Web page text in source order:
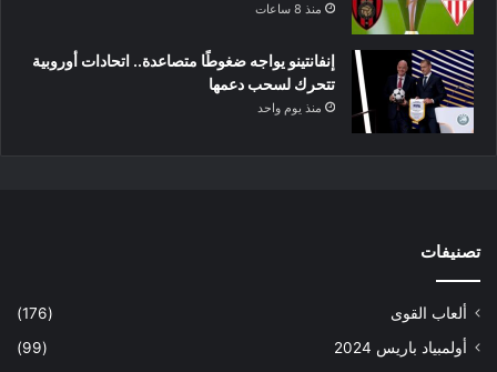
منذ 8 ساعات
إنفانتينو يواجه ضغوطًا متصاعدة.. اتحادات أوروبية
تتحرك لسحب دعمها
منذ يوم واحد
تصنيفات
ألعاب القوى
(176)
أولمبياد باريس 2024
(99)